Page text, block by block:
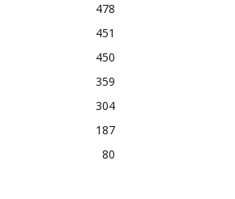
478
451
450
359
304
187
80